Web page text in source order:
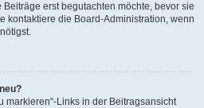
erst begutachten möchte, bevor sie
kontaktiere die Board-Administration, wenn
markieren“-Links in der Beitragsansicht